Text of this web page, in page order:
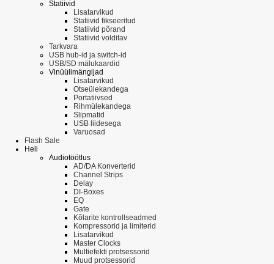
Statiivid
Lisatarvikud
Statiivid fikseeritud
Statiivid põrand
Statiivid volditav
Tarkvara
USB hub-id ja switch-id
USB/SD mälukaardid
Vinüülimängijad
Lisatarvikud
Otseülekandega
Portatiivsed
Rihmülekandega
Slipmatid
USB liidesega
Varuosad
Flash Sale
Heli
Audiotöötlus
AD/DA Konverterid
Channel Strips
Delay
DI-Boxes
EQ
Gate
Kõlarite kontrollseadmed
Kompressorid ja limiterid
Lisatarvikud
Master Clocks
Multiefekti protsessorid
Muud protsessorid